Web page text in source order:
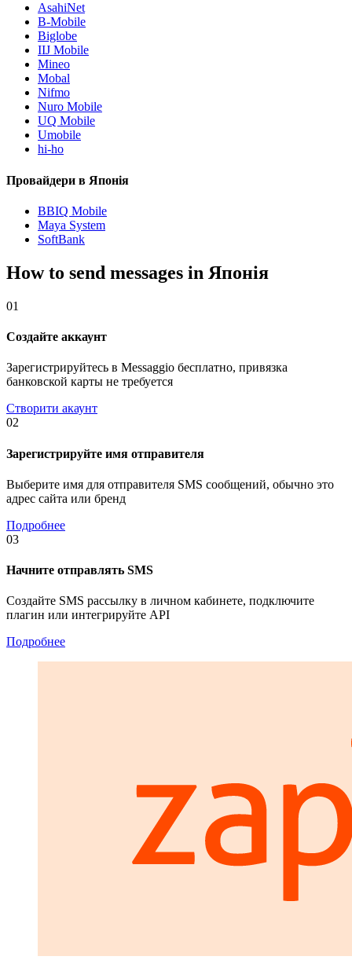
AsahiNet
B-Mobile
Biglobe
IIJ Mobile
Mineo
Mobal
Nifmo
Nuro Mobile
UQ Mobile
Umobile
hi-ho
Провайдери в Японія
BBIQ Mobile
Maya System
SoftBank
How to send messages in Японія
01
Создайте аккаунт
Зарегистрируйтесь в Messaggio бесплатно, привязка
банковской карты не требуется
Створити акаунт
02
Зарегистрируйте имя отправителя
Выберите имя для отправителя SMS сообщений, обычно это
адрес сайта или бренд
Подробнее
03
Начните отправлять SMS
Создайте SMS рассылку в личном кабинете, подключите
плагин или интегрируйте API
Подробнее